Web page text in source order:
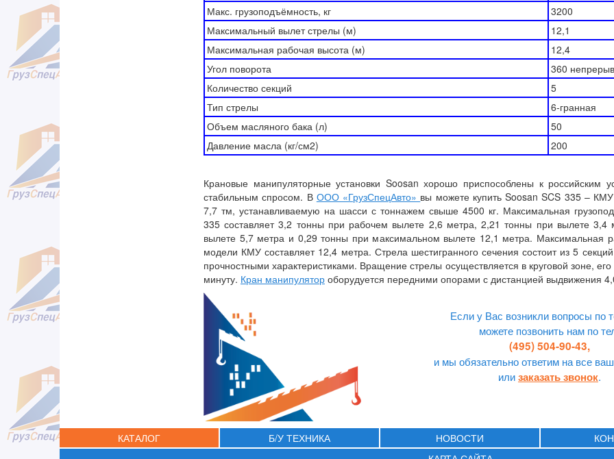
Макс. грузоподъёмность, кг
3200
Максимальный вылет стрелы (м)
12,1
Максимальная рабочая высота (м)
12,4
Угол поворота
360
Количество секций
5
Тип стрелы
6-гранная
Объем масляного бака (л)
50
Давление масла (кг/см2)
200
Крановые манипуляторные установки Soosan хорошо приспособлены к российским
стабильным спросом. В ООО «ГрузСпецАвто» вы можете купить Soosan SCS 335 –
7,7 тм, устанавливаемую на шасси с тоннажем свыше 4500 кг. Максимальная
335 составляет 3,2 тонны при рабочем вылете 2,6 метра, 2,21 тонны при вылете 3,4
вылете 5,7 метра и 0,29 тонны при максимальном вылете 12,1 метра. Максимальная
модели КМУ составляет 12,4 метра. Стрела шестигранного сечения состоит из 5
прочностными характеристиками. Вращение стрелы осуществляется в круговой зоне,
минуту. Кран манипулятор оборудуется передними опорами с дистанцией выдвижения
Если у Вас возникли вопросы по
можете позвонить нам по
(495) 504-90-43,
и мы обязательно ответим на все
илизаказать звонок.
КАТАЛОГ Б/У ТЕХНИКА НОВОСТИ